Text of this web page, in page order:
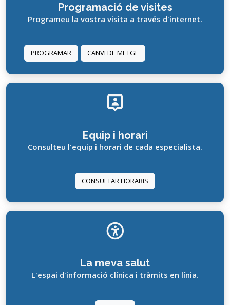
Programació de visites
Programeu la vostra visita a través d'internet.
PROGRAMAR CANVI DE METGE
Equip i horari
Consulteu l'equip i horari de cada especialista.
CONSULTAR HORARIS
La meva salut
L'espai d'informació clínica i tràmits en línia.